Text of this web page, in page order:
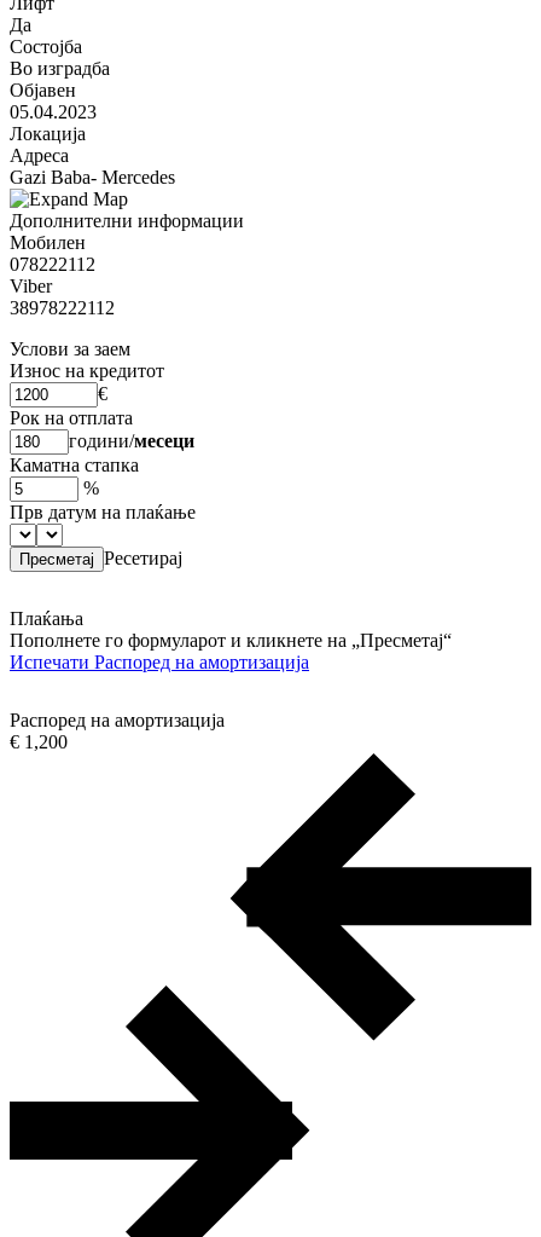
Да
Состојба
Во изградба
Објавен
05.04.2023
Локација
Адреса
Gazi Baba- Mercedes
Дополнителни информации
Мобилен
078222112
Viber
38978222112
Услови за заем
Износ на кредитот
€
Рок на отплата
години/месеци
Каматна стапка
%
Прв датум на плаќање
Ресетирај
Плаќања
Пополнете го формуларот и кликнете на „Пресметај“
Испечати Распоред на амортизација
Распоред на амортизација
€ 1,200